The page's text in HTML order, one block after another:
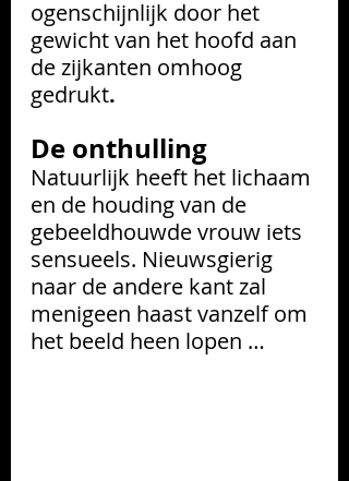
ogenschijnlijk door het
gewicht van het hoofd aan
de zijkanten omhoog
gedrukt.
De onthulling
Natuurlijk heeft het lichaam
en de houding van de
gebeeldhouwde vrouw iets
sensueels. Nieuwsgierig
naar de andere kant zal
menigeen haast vanzelf om
het beeld heen lopen …